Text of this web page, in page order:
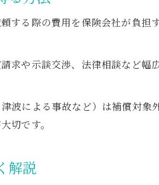
使える具体的な日常事例
特約の補償対象となる理由
の注意点やデメリットを解説
や対象者について知ろう
の補償上限額をしっかり理解
件で異なる弁護士費用の上限
広がる弁護士費用特約の特徴
する際の費用を保険会社が負担
求や示談交渉、法律相談など幅
波による事故など）は補償対象
切です。
解説